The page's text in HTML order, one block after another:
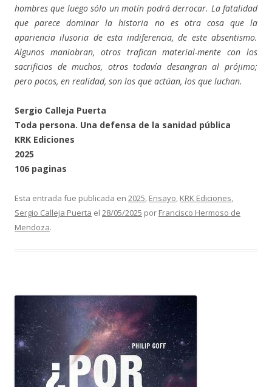
hombres que luego sólo un motín podrá derrocar. La fatalidad
que parece dominar la historia no es otra cosa que la
apariencia ilusoria de esta indiferencia, de este absentismo.
Algunos maniobran, otros trafican material-mente con los
sacrificios de muchos, otros todavía desangran al prójimo;
pero pocos, en realidad, son los que actúan, los que luchan.
Sergio Calleja Puerta
Toda persona. Una defensa de la sanidad pública
KRK Ediciones
2025
106 paginas
Esta entrada fue publicada en 2025, Ensayo, KRK Ediciones,
Sergio Calleja Puerta el 28/05/2025 por Francisco Hermoso de
Mendoza.